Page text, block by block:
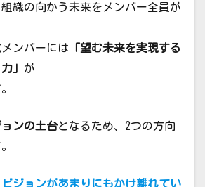
織の向かう未来をメンバー全員が
ンバーには 「望む未来を実現する
」 が
ンの土台となるため、2つの方向
ジョンがあまりにもかけ離れてい